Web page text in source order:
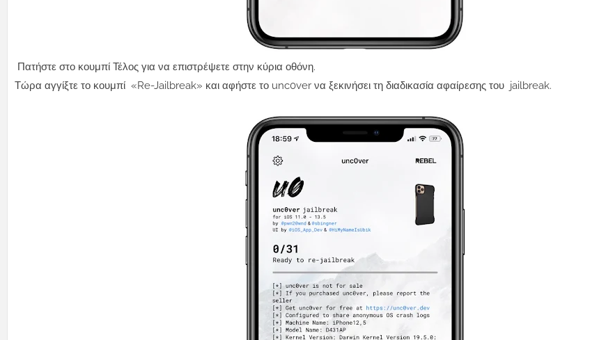
Πατήστε στο κουμπί Τέλος για να επιστρέψετε στην κύρια οθόνη.
Τώρα αγγίξτε το κουμπί «Re-Jailbreak» και αφήστε το unc0ver να ξεκινήσει τη διαδικασία αφαίρεσης του jailbreak.